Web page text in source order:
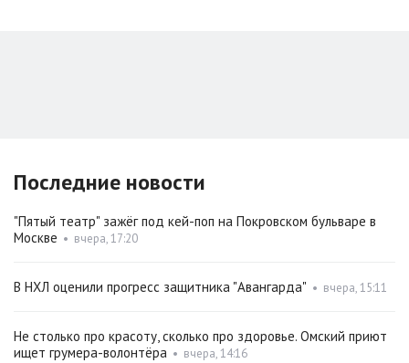
Последние новости
"Пятый театр" зажёг под кей-поп на Покровском бульваре в
Москве • вчера, 17:20
В НХЛ оценили прогресс защитника "Авангарда" • вчера, 15:11
Не столько про красоту, сколько про здоровье. Омский приют
ищет грумера-волонтёра • вчера, 14:16